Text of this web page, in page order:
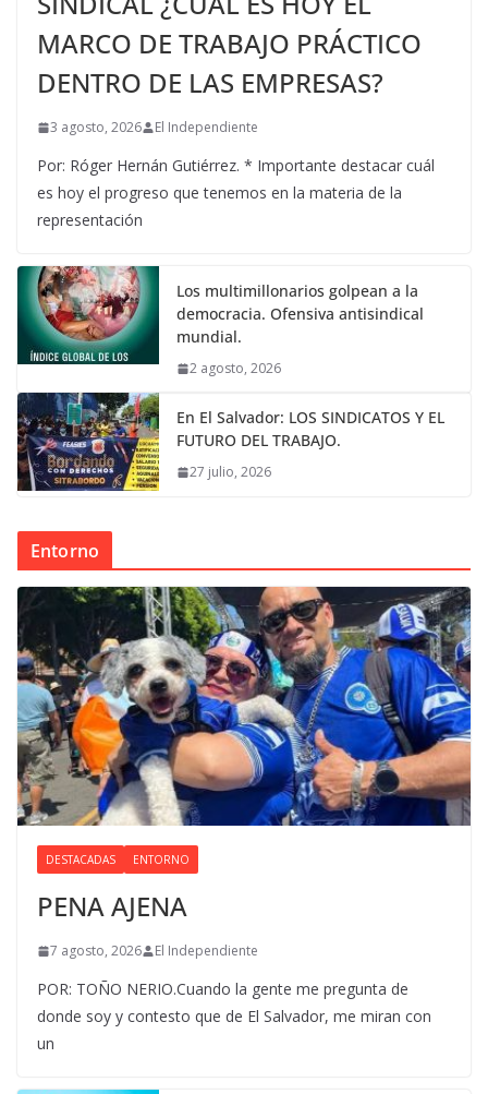
MARCO DE TRABAJO PRÁCTICO
DENTRO DE LAS EMPRESAS?
3 agosto, 2026 El Independiente
Por: Róger Hernán Gutiérrez. * Importante destacar cuál
es hoy el progreso que tenemos en la materia de la
representación
Los multimillonarios golpean a la
democracia. Ofensiva antisindical
mundial.
2 agosto, 2026
En El Salvador: LOS SINDICATOS Y EL
FUTURO DEL TRABAJO.
27 julio, 2026
Entorno
DESTACADAS ENTORNO
PENA AJENA
7 agosto, 2026 El Independiente
POR: TOÑO NERIO.Cuando la gente me pregunta de
donde soy y contesto que de El Salvador, me miran con
un